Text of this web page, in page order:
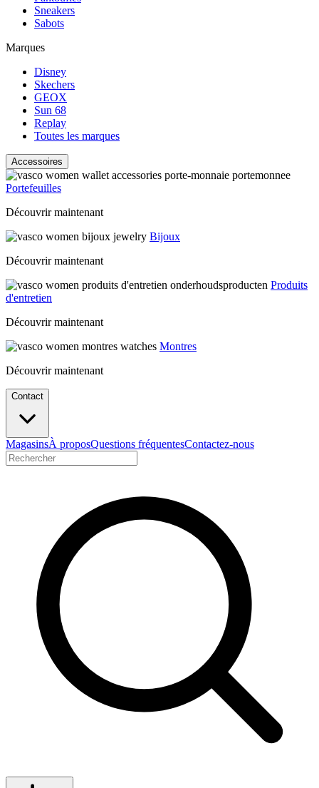
Sneakers
Sabots
Marques
Disney
Skechers
GEOX
Sun 68
Replay
Toutes les marques
Accessoires
Portefeuilles
Découvrir maintenant
Bijoux
Découvrir maintenant
Produits
d'entretien
Découvrir maintenant
Montres
Découvrir maintenant
Contact
MagasinsÀ proposQuestions fréquentesContactez-nous